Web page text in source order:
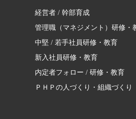
経営者 / 幹部育成
管理職（マネジメント）研修・
中堅 / 若手社員研修・教育
新入社員研修・教育
内定者フォロー / 研修・教育
ＰＨＰの人づくり・組織づくり